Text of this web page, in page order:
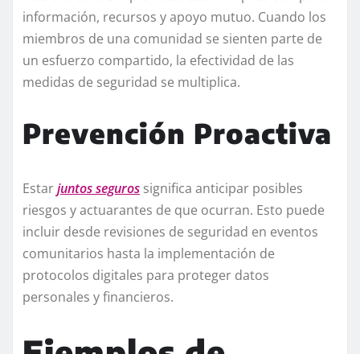
información, recursos y apoyo mutuo. Cuando los
miembros de una comunidad se sienten parte de
un esfuerzo compartido, la efectividad de las
medidas de seguridad se multiplica.
Prevención Proactiva
Estarjuntos seguros significa anticipar posibles
riesgos y actuarantes de que ocurran. Esto puede
incluir desde revisiones de seguridad en eventos
comunitarios hasta la implementación de
protocolos digitales para proteger datos
personales y financieros.